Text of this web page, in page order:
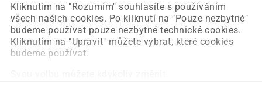
Kliknutím na "Rozumím" souhlasíte s používáním
všech našich cookies. Po kliknutí na "Pouze nezbytné"
budeme používat pouze nezbytné technické cookies.
Kliknutím na "Upravit" můžete vybrat, které cookies
budeme používat.
Obnovit stránku Úvodní strana